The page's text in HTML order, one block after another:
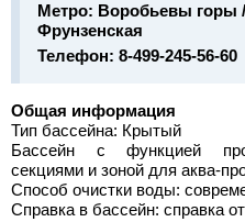
Метро: Воробьевы горы
Фрунзенская
Телефон: 8-499-245-56-60
Общая информация
Тип бассейна: Крытый
Бассейн с функцией
секциями и зоной для аква-
Способ очистки воды:
Справка в бассейн: справка